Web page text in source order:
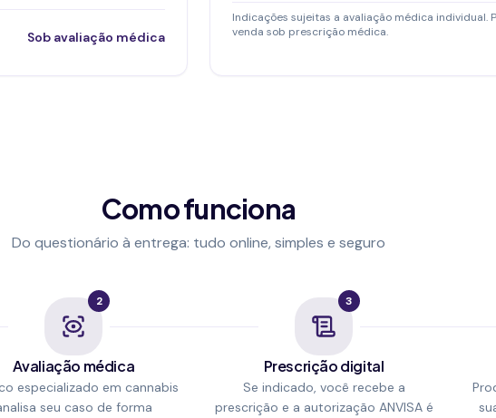
Sob avaliação médica
Indicações sujeitas a avaliação médica individual.
venda sob prescrição médica.
Como funciona
Do questionário à entrega: tudo online, simples e seguro
2
Avaliação médica
especializado em cannabis
seu caso de forma
3
Prescrição digital
Se indicado, você recebe a
prescrição e a autorização ANVISA é